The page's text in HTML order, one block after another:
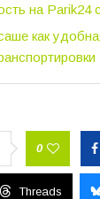
на Parik24
как
0
Threads